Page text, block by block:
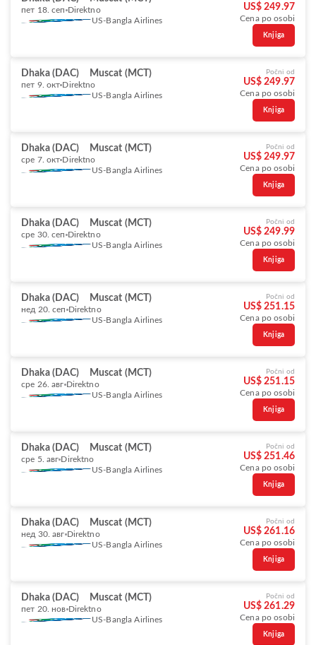
пет 18. сеп Direktno
US-Bangla Airlines
US$ 249.97
Cena po osobi
Knjiga
Dhaka (DAC) Muscat (MCT)
пет 9. окт Direktno
US-Bangla Airlines
Počni od
US$ 249.97
Cena po osobi
Knjiga
Dhaka (DAC) Muscat (MCT)
сре 7. окт Direktno
US-Bangla Airlines
Počni od
US$ 249.97
Cena po osobi
Knjiga
Dhaka (DAC) Muscat (MCT)
сре 30. сеп Direktno
US-Bangla Airlines
Počni od
US$ 249.99
Cena po osobi
Knjiga
Dhaka (DAC) Muscat (MCT)
нед 20. сеп Direktno
US-Bangla Airlines
Počni od
US$ 251.15
Cena po osobi
Knjiga
Dhaka (DAC) Muscat (MCT)
сре 26. авг Direktno
US-Bangla Airlines
Počni od
US$ 251.15
Cena po osobi
Knjiga
Dhaka (DAC) Muscat (MCT)
сре 5. авг Direktno
US-Bangla Airlines
Počni od
US$ 251.46
Cena po osobi
Knjiga
Dhaka (DAC) Muscat (MCT)
нед 30. авг Direktno
US-Bangla Airlines
Počni od
US$ 261.16
Cena po osobi
Knjiga
Dhaka (DAC) Muscat (MCT)
пет 20. нов Direktno
US-Bangla Airlines
Počni od
US$ 261.29
Cena po osobi
Knjiga